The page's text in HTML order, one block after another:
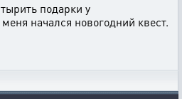
подарки у
начался новогодний квест.